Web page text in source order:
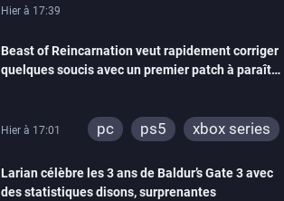
Hier à 17:39
Beast of Reincarnation veut rapidement corriger
quelques soucis avec un premier patch à paraître
Hier à 17:01 pc ps5 xbox series
Larian célèbre les 3 ans de Baldur’s Gate 3 avec
des statistiques disons, surprenantes